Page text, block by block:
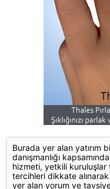
Burada yer alan yatırım
danışmanlığı
hizmeti, yetkili kuruluşlar
tercihleri dikkate
yer alan yorum ve